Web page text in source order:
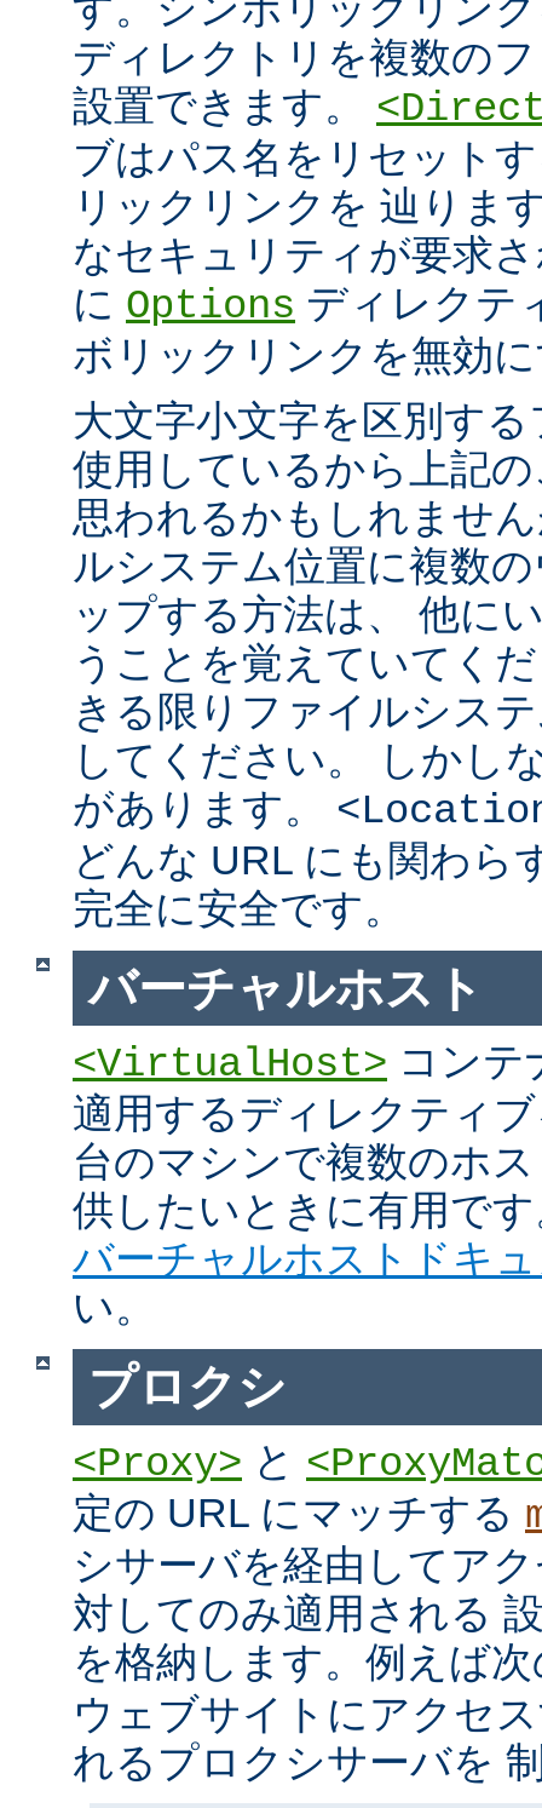
ディレクトリを複数の
設置できます。
ブはパス名をリセット
リックリンクを 辿りま
なセキュリティが要求
に Options ディレクテ
ボリックリンクを無効
大文字小文字を区別す
使用しているから上記
思われるかもしれませ
ルシステム位置に複数
ップする方法は、 他に
うことを覚えていてく
きる限りファイルシス
してください。 しかし
があります。
どんな URL にも関わら
完全に安全です。
バーチャルホスト
<VirtualHost> コンテ
適用するディレクティ
台のマシンで複数のホ
供したいときに有用で
バーチャルホストドキ
い。
プロクシ
<Proxy> と
定の URL にマッチする
シサーバを経由してア
対してのみ適用される
を格納します。例えば
ウェブサイトにアクセ
れるプロクシサーバを